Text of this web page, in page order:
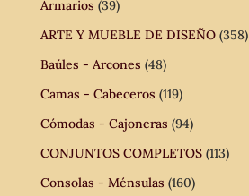
Armarios (39)
ARTE Y MUEBLE DE DISEÑO (358)
Baúles - Arcones (48)
Camas - Cabeceros (119)
Cómodas - Cajoneras (94)
CONJUNTOS COMPLETOS (113)
Consolas - Ménsulas (160)